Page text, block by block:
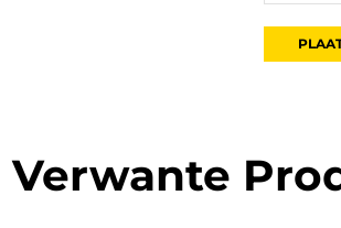
Verwante